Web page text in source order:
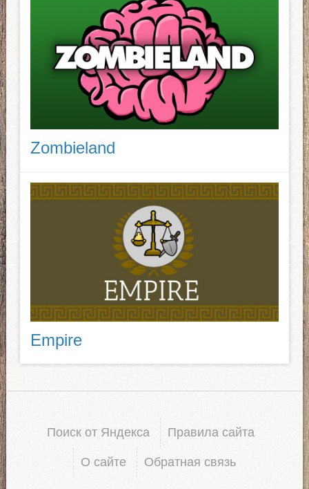
Zombieland
Empire
Поиск от Яндекса Правила сайта
О сайте Обратная связь